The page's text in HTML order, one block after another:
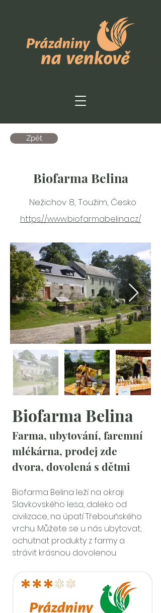
Zpět
Biofarma Belina
Nežichov 8, Toužim, Česko
https://www.biofarmabelina.cz/
Biofarma Belina
Farma, ubytování, faremní
mlékárna, prodej zde
dvora, dovolená s dětmi
Biofarma Belina leží na okraji
Slavkovského lesa, daleko od
civilizace, na úpatí Třebouňského
vrchu. Můžete se u nás ubytovat,
ochutnat produkty z farmy a
strávit krásnou dovolenou.